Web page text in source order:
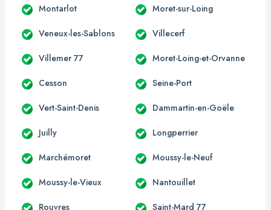
Montarlot Moret-sur-Loing
Veneux-les-Sablons Villecerf
Villemer 77 Moret-Loing-et-Orvanne
Cesson Seine-Port
Vert-Saint-Denis Dammartin-en-Goële
Juilly Longperrier
Marchémoret Moussy-le-Neuf
Moussy-le-Vieux Nantouillet
Rouvres Saint-Mard 77